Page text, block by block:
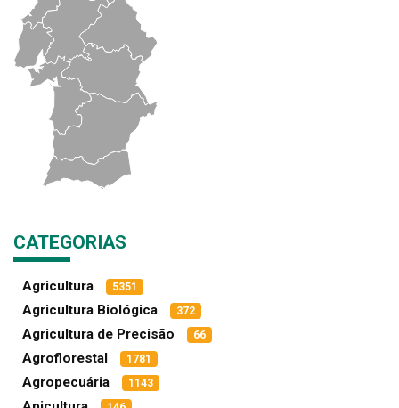
CATEGORIAS
Agricultura 5351
Agricultura Biológica 372
Agricultura de Precisão 66
Agroflorestal 1781
Agropecuária 1143